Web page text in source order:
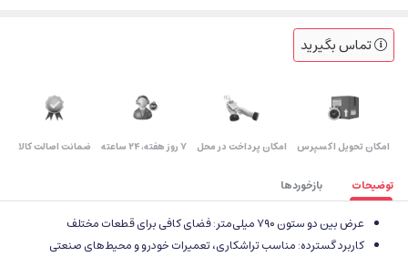
تماس بگیرید
اﻣﮑﺎن ﺗﺤﻮﯾﻞ اﮐﺴﭙﺮس امکان پرداخت در محل ۷ روز ﻫﻔﺘﻪ، ۲۴ ﺳﺎﻋﺘﻪ ضمانت اصالت کالا
توضیحات بازخوردها
عرض بین دو ستون ۷۹۰ میلی‌متر: فضای کافی برای قطعات مختلف
کاربرد گسترده: مناسب تراشکاری، تعمیرات خودرو و محیط‌های صنعتی